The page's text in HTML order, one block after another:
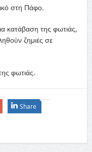
στη Πάφο.
κατάβαση της φωτιάς,
ζημιές σε
φωτιάς.
Share